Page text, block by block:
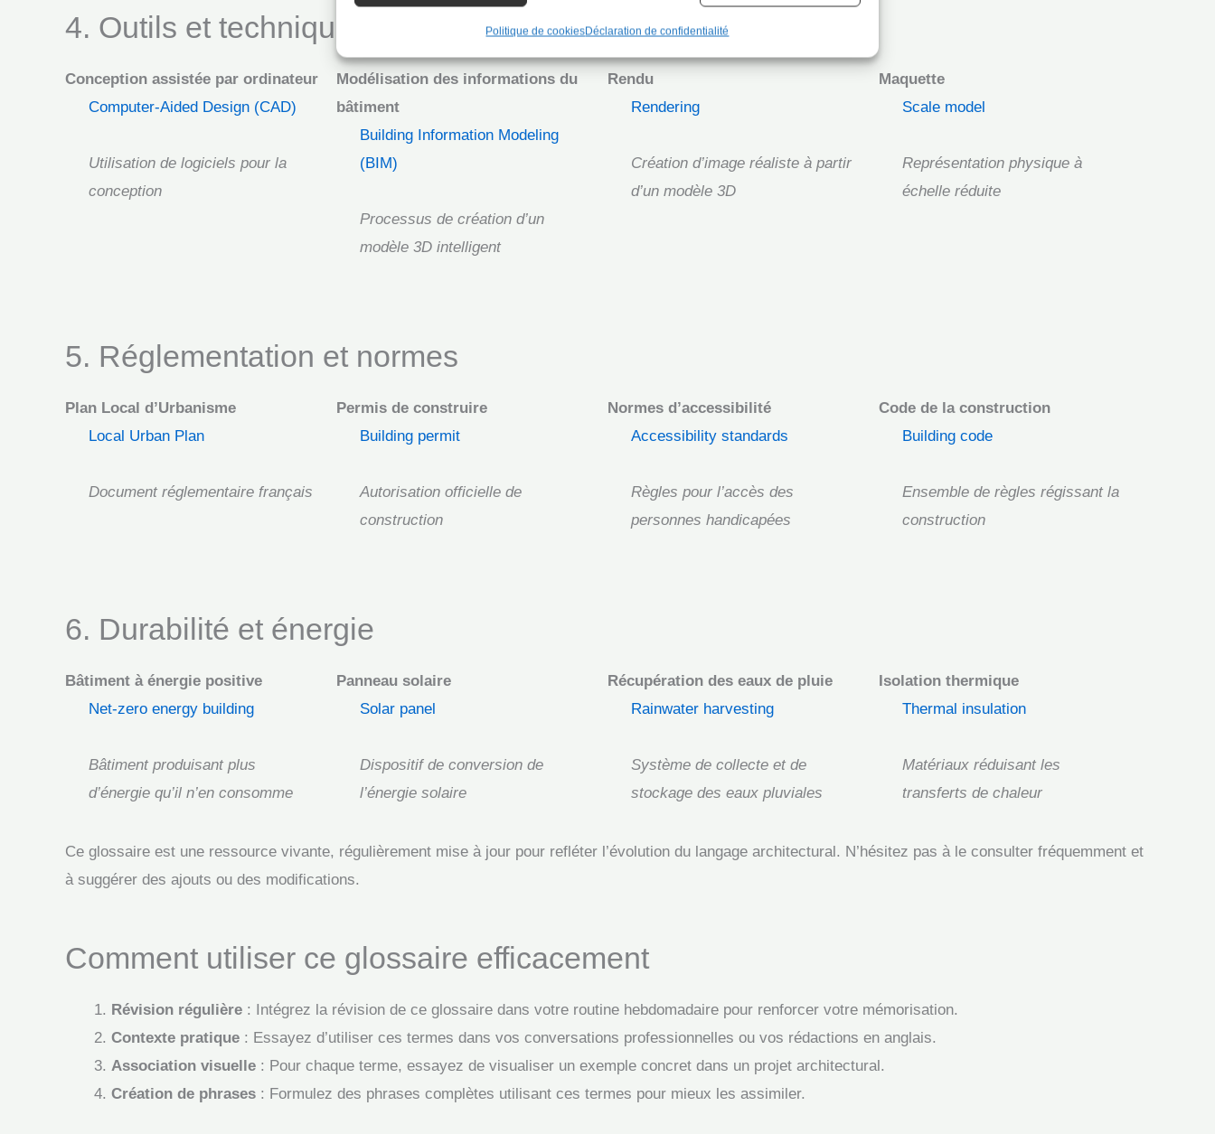
Politique de cookiesDéclaration de confidentialité
4. Outils et techniques de conception
Conception assistée par ordinateur
Computer-Aided Design (CAD)
Utilisation de logiciels pour la
conception
Modélisation des informations du
bâtiment
Building Information Modeling
(BIM)
Processus de création d’un
modèle 3D intelligent
Rendu
Rendering
Création d’image réaliste à partir
d’un modèle 3D
Maquette
Scale model
Représentation physique à
échelle réduite
5. Réglementation et normes
Plan Local d’Urbanisme
Local Urban Plan
Document réglementaire français
Permis de construire
Building permit
Autorisation officielle de
construction
Normes d’accessibilité
Accessibility standards
Règles pour l’accès des
personnes handicapées
Code de la construction
Building code
Ensemble de règles régissant la
construction
6. Durabilité et énergie
Bâtiment à énergie positive
Net-zero energy building
Bâtiment produisant plus
d’énergie qu’il n’en consomme
Panneau solaire
Solar panel
Dispositif de conversion de
l’énergie solaire
Récupération des eaux de pluie
Rainwater harvesting
Système de collecte et de
stockage des eaux pluviales
Isolation thermique
Thermal insulation
Matériaux réduisant les
transferts de chaleur
Ce glossaire est une ressource vivante, régulièrement mise à jour pour refléter l’évolution du langage architectural. N’hésitez pas à le consulter fréquemment et
à suggérer des ajouts ou des modifications.
Comment utiliser ce glossaire efficacement
Révision régulière : Intégrez la révision de ce glossaire dans votre routine hebdomadaire pour renforcer votre mémorisation.
Contexte pratique : Essayez d’utiliser ces termes dans vos conversations professionnelles ou vos rédactions en anglais.
Association visuelle : Pour chaque terme, essayez de visualiser un exemple concret dans un projet architectural.
Création de phrases : Formulez des phrases complètes utilisant ces termes pour mieux les assimiler.